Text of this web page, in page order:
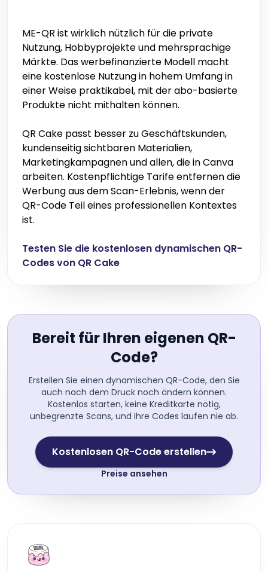
ME-QR ist wirklich nützlich für die private
Nutzung, Hobbyprojekte und mehrsprachige
Märkte. Das werbefinanzierte Modell macht
eine kostenlose Nutzung in hohem Umfang in
einer Weise praktikabel, mit der abo-basierte
Produkte nicht mithalten können.
QR Cake passt besser zu Geschäftskunden,
kundenseitig sichtbaren Materialien,
Marketingkampagnen und allen, die in Canva
arbeiten. Kostenpflichtige Tarife entfernen die
Werbung aus dem Scan-Erlebnis, wenn der
QR-Code Teil eines professionellen Kontextes
ist.
Testen Sie die kostenlosen dynamischen QR-
Codes von QR Cake
Bereit für Ihren eigenen QR-
Code?
Erstellen Sie einen dynamischen QR-Code, den Sie
auch nach dem Druck noch ändern können.
Kostenlos starten, keine Kreditkarte nötig,
unbegrenzte Scans, und Ihre Codes laufen nie ab.
Kostenlosen QR-Code erstellen
Preise ansehen